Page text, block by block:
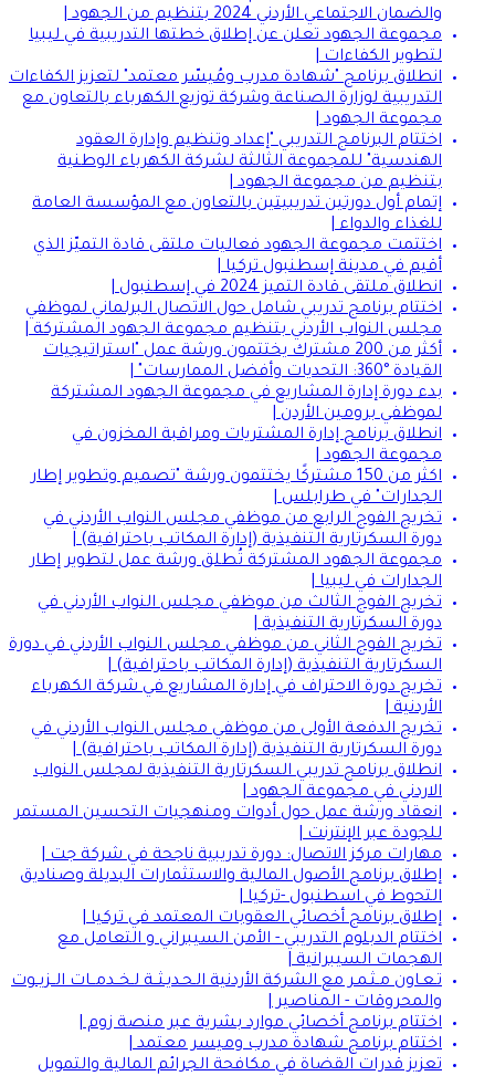
والضمان الاجتماعي الأردني 2024 بتنظيم من الجهود |
مجموعة الجهود تعلن عن إطلاق خطتها التدريبية في ليبيا
لتطوير الكفاءات |
انطلاق برنامج "شهادة مدرب ومُيسّر معتمد" لتعزيز الكفاءات
التدريبية لوزارة الصناعة وشركة توزيع الكهرباء بالتعاون مع
مجموعة الجهود |
اختتام البرنامج التدريبي "إعداد وتنظيم وإدارة العقود
الهندسية" للمجموعة الثالثة لشركة الكهرباء الوطنية
بتنظيم من مجموعة الجهود |
إتمام أول دورتين تدريبيتين بالتعاون مع المؤسسة العامة
للغذاء والدواء |
اختتمت مجموعة الجهود فعاليات ملتقى قادة التميّز الذي
أقيم في مدينة إسطنبول تركيا |
انطلاق ملتقى قادة التميز 2024 في إسطنبول |
اختتام برنامج تدريبي شامل حول الاتصال البرلماني لموظفي
مجلس النواب الأردني بتنظيم مجموعة الجهود المشتركة |
أكثر من 200 مشترك يختتمون ورشة عمل "استراتيجيات
القيادة °360: التحديات وأفضل الممارسات" |
بدء دورة إدارة المشاريع في مجموعة الجهود المشتركة
لموظفي برومين الأردن |
انطلاق برنامج إدارة المشتريات ومراقبة المخزون في
مجموعة الجهود |
اكثر من 150 مشتركًا يختتمون ورشة "تصميم وتطوير إطار
الجدارات" في طرابلس |
تخريج الفوج الرابع من موظفي مجلس النواب الأردني في
دورة السكرتارية التنفيذية (إدارة المكاتب باحترافية) |
مجموعة الجهود المشتركة تُطلق ورشة عمل لتطوير إطار
الجدارات في ليبيا |
تخريج الفوج الثالث من موظفي مجلس النواب الأردني في
دورة السكرتارية التنفيذية |
تخريج الفوج الثاني من موظفي مجلس النواب الأردني في دورة
السكرتارية التنفيذية (إدارة المكاتب باحترافية) |
تخريج دورة الاحتراف في إدارة المشاريع في شركة الكهرباء
الأردنية |
تخريج الدفعة الأولى من موظفي مجلس النواب الأردني في
دورة السكرتارية التنفيذية (إدارة المكاتب باحترافية) |
انطلاق برنامج تدريبي السكرتارية التنفيذية لمجلس النواب
الاردني في مجموعة الجهود |
انعقاد ورشة عمل حول أدوات ومنهجيات التحسين المستمر
للجودة عبر الإنترنت |
مهارات مركز الاتصال: دورة تدريبية ناجحة في شركة جت |
إطلاق برنامج الأصول المالية والاستثمارات البديلة وصناديق
التحوط في اسطنبول -تركيا |
إطلاق برنامج أخصائي العقوبات المعتمد في تركيا |
اختتام الدبلوم التدريبي - الأمن السيبراني و التعامل مع
الهجمات السيبرانية |
تـعـاون مـثـمـر مع الشركة الأردنية الـحـديـثــة لـخــدمــات الــزيــوت
والمحروقات - المناصير |
اختتام برنامج أخصائي موارد بشرية عبر منصة زوم |
اختتام برنامج شهادة مدرب وميسر معتمد |
تعزيز قدرات القضاة في مكافحة الجرائم المالية والتمويل